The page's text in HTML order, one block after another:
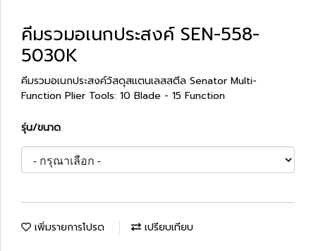
คีมรวมอเนกประสงค์ SEN-558-
5030K
คีมรวมอเนกประสงค์วัสดุสแตนเลสสตีล Senator Multi-
Function Plier Tools: 10 Blade - 15 Function
รุ่น/ขนาด
เพิ่มรายการโปรด เปรียบเทียบ